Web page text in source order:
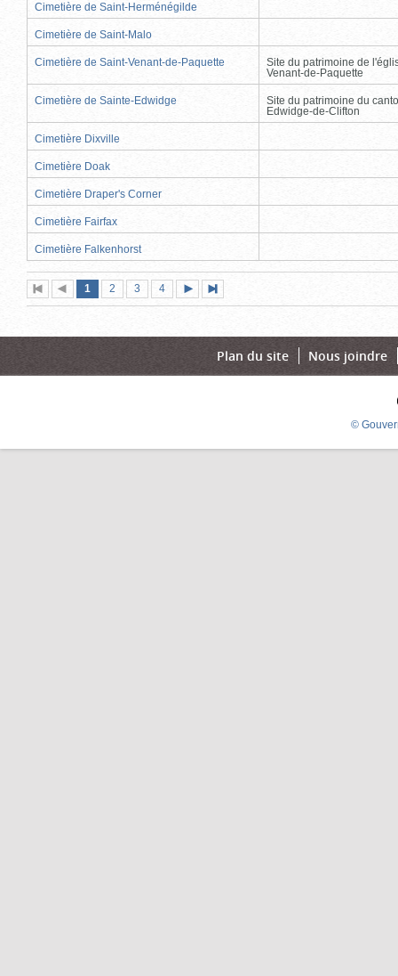
Cimetière de Saint-Herménégilde
Cimetière de Saint-Malo
Cimetière de Saint-Venant-de-Paquette
Site du patrimoine de
Venant-de-Paquette
Cimetière de Sainte-Edwidge
Site du patrimoine du
Edwidge-de-Clifton
Cimetière Dixville
Cimetière Doak
Cimetière Draper's Corner
Cimetière Fairfax
Cimetière Falkenhorst
Première
page
Page
précédente
Page
1 (page
actuelle)
Page
2 Page
3 Page
4
suivante
page
Plan du site Nous joindre
©